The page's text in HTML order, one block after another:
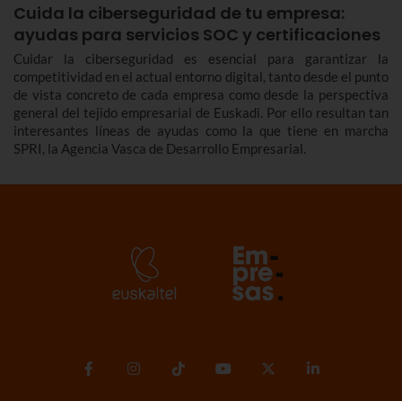
Cuida la ciberseguridad de tu empresa:
ayudas para servicios SOC y certificaciones
Cuidar la ciberseguridad es esencial para garantizar la
competitividad en el actual entorno digital, tanto desde el punto
de vista concreto de cada empresa como desde la perspectiva
general del tejido empresarial de Euskadi. Por ello resultan tan
interesantes líneas de ayudas como la que tiene en marcha
SPRI, la Agencia Vasca de Desarrollo Empresarial.